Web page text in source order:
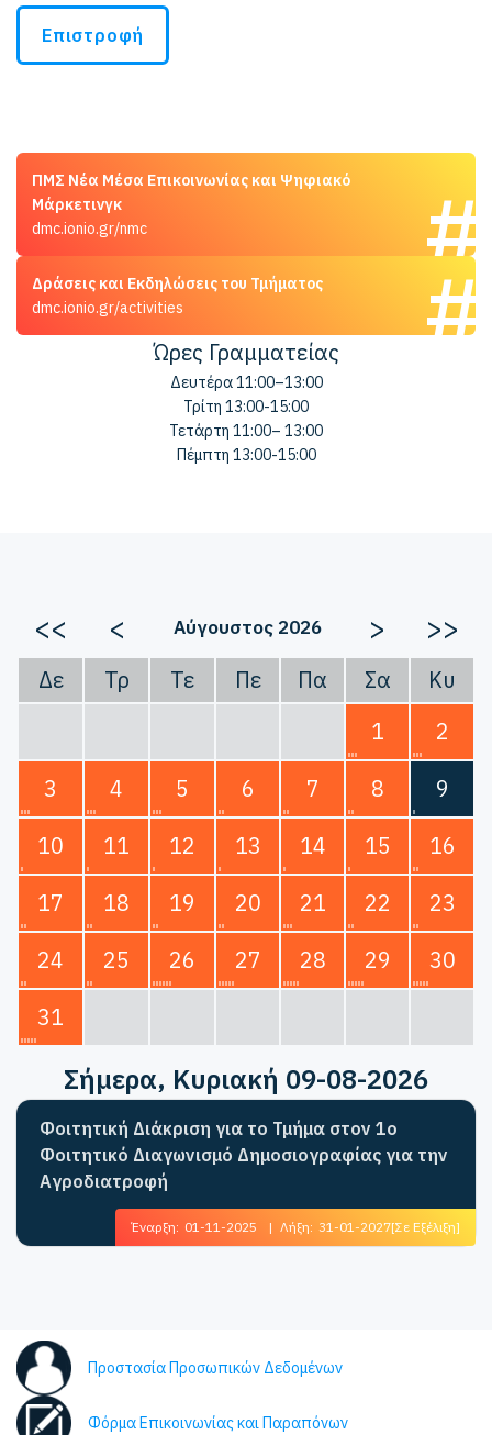
Επιστροφή
ΠΜΣ Νέα Μέσα Επικοινωνίας και Ψηφιακό
Μάρκετινγκ
dmc.ionio.gr/nmc
Δράσεις και Εκδηλώσεις του Τμήματος
dmc.ionio.gr/activities
Ώρες Γραμματείας
Δευτέρα 11:00–13:00
Τρίτη 13:00-15:00
Τετάρτη 11:00– 13:00
Πέμπτη 13:00-15:00
<< < Αύγουστος 2026 > >>
Δε Τρ Τε Πε Πα Σα
Κυ
1
2
3
4 5 6 7 8
9
10
11 12 13 14 15
16
17
18 19 20 21 22
23
24
25 26 27 28 29
30
31
Σήμερα, Κυριακή 09-08-2026
Φοιτητική Διάκριση για το Τμήμα στον 1ο
Φοιτητικό Διαγωνισμό Δημοσιογραφίας για την
Αγροδιατροφή
Έναρξη: 01-11-2025 | Λήξη: 31-01-2027[Σε Εξέλιξη]
Προστασία Προσωπικών Δεδομένων
Φόρμα Επικοινωνίας και Παραπόνων